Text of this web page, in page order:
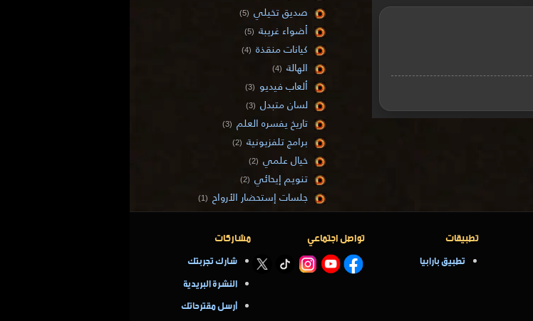
صديق تخيلي (5)
أضواء غريبة (5)
كيانات منقذة (4)
الهالة (4)
ألعاب فيديو (3)
لسان متبدل (3)
تاريخ يفسره العلم (3)
برامج تلفزيونية (2)
خيال علمي (2)
تنويم إيحائي (2)
جلسات إستحضار الأرواح (1)
تطبيقات
تطبيق بارابيا
تواصل اجتماعي مشاركات
شارك تجربتك
النشرة البريدية
أرسل مقترحاتك